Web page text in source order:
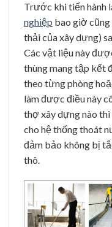
Trước khi tiến hành
nghiệp bao giờ cũng
thải của xây dựng)
Các vật liệu này
thùng mang tập kết
theo từng phòng
làm được điều này
thợ xây dựng nào thi
cho hệ thống thoát
đảm bảo không bị
thô.